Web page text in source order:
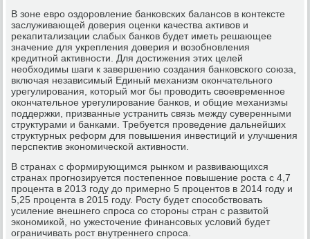
В зоне евро оздоровление банковских балансов в контексте
заслуживающей доверия оценки качества активов и
рекапитализации слабых банков будет иметь решающее
значение для укрепления доверия и возобновления
кредитной активности. Для достижения этих целей
необходимы шаги к завершению создания банковского союза,
включая независимый Единый механизм окончательного
урегулирования, который мог бы проводить своевременное
окончательное урегулирование банков, и общие механизмы
поддержки, призванные устранить связь между суверенными
структурами и банками. Требуется проведение дальнейших
структурных реформ для повышения инвестиций и улучшения
перспектив экономической активности.
В странах с формирующимся рынком и развивающихся
странах прогнозируется постепенное повышение роста с 4,7
процента в 2013 году до примерно 5 процентов в 2014 году и
5,25 процента в 2015 году. Росту будет способствовать
усиление внешнего спроса со стороны стран с развитой
экономикой, но ужесточение финансовых условий будет
ограничивать рост внутреннего спроса.